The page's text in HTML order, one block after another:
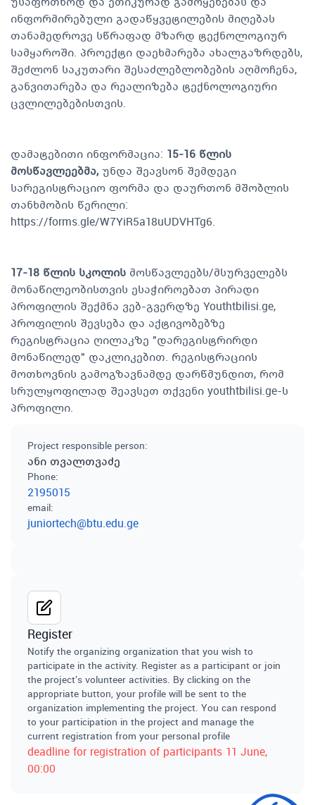
ინფორმირებული გადაწყვეტილების მიღებას
თანამედროვე სწრაფად მზარდ ტექნოლოგიურ
სამყაროში. პროექტი დაეხმარება ახალგაზრდებს,
შეძლონ საკუთარი შესაძლებლობების აღმოჩენა,
განვითარება და რეალიზება ტექნოლოგიური
ცვლილებებისთვის.
დამატებითი ინფორმაცია: 15-16 წლის
მოსწავლეებმა, უნდა შეავსონ შემდეგი
სარეგისტრაციო ფორმა და დაურთონ მშობლის
თანხმობის წერილი:
https://forms.gle/W7YiR5a18uUDVHTg6.
17-18 წლის სკოლის მოსწავლეებს/მსურველებს
მონაწილეობისთვის ესაჭიროებათ პირადი
პროფილის შექმნა ვებ-გვერდზე Youthtbilisi.ge,
პროფილის შევსება და აქტივობებზე
რეგისტრაცია ღილაკზე "დარეგისტრირდი
მონაწილედ" დაკლიკებით. რეგისტრაციის
მოთხოვნის გამოგზავნამდე დარწმუნდით, რომ
სრულყოფილად შეავსეთ თქვენი youthtbilisi.ge-ს
პროფილი.
Project responsible person:
ანი თვალთვაძე
Phone:
2195015
email:
juniortech@btu.edu.ge
Register
Notify the organizing organization that you wish to
participate in the activity. Register as a participant or join
the project's volunteer activities. By clicking on the
appropriate button, your profile will be sent to the
organization implementing the project. You can respond
to your participation in the project and manage the
current registration from your personal profile
deadline for registration of participants 11 June,
00:00